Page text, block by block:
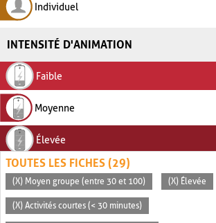
Individuel
INTENSITÉ D'ANIMATION
Faible
Moyenne
Élevée
TOUTES LES FICHES (29)
(X) Moyen groupe (entre 30 et 100) (X) Élevée
(X) Activités courtes (< 30 minutes)